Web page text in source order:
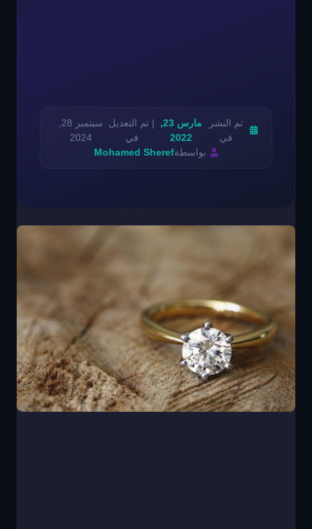
تم النشر
في
مارس 23,
2022
| تم التعديل
في
سبتمبر 28,
2024
بواسطةMohamed Sheref